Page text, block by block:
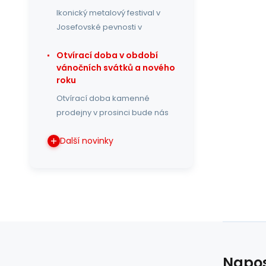
Ikonický metalový festival v
Josefovské pevnosti v
Otvírací doba v období
vánočních svátků a nového
roku
Otvírací doba kamenné
prodejny v prosinci bude nás
Další novinky